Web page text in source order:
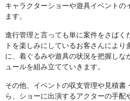
キャラクターショーや遊具イベントの
ます。
進行管理と言っても単に案件をさばく
トを楽しみにしているお客さんによ
に、着ぐるみや遊具の状況を把握しな
ュールを組み立てていきます。
その他、イベントの収支管理や見積書
ら、ショーに出演するアクターの手配